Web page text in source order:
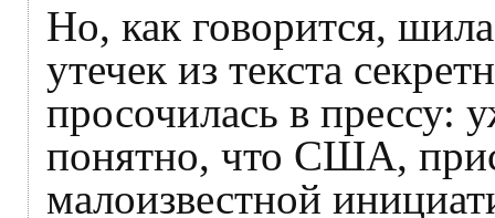
Но, как говорится,
утечек из текста
просочилась в прессу:
понятно, что США,
малоизвестной